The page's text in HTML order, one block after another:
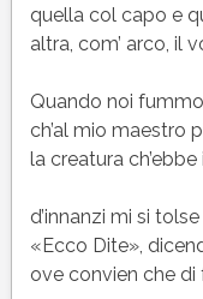
quella col capo e
altra, com’ arco, il
Quando noi
ch’al mio maestro
la creatura
d’innanzi mi si
«Ecco Dite»,
ove convien che di